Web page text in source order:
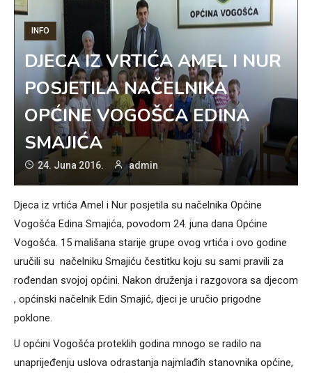
INFO
DJECA IZ VRTIĆA AMEL I NUR
POSJETILA NAČELNIKA
OPĆINE VOGOŠĆA EDINA
SMAJIĆA
24. Juna 2016. admin
Djeca iz vrtića Amel i Nur posjetila su načelnika Općine
Vogošća Edina Smajića, povodom 24. juna dana Općine
Vogošća. 15 mališana starije grupe ovog vrtića i ovo godine
uručili su načelniku Smajiću čestitku koju su sami pravili za
rođendan svojoj općini. Nakon druženja i razgovora sa djecom
, općinski načelnik Edin Smajić, djeci je uručio prigodne
poklone.
U općini Vogošća proteklih godina mnogo se radilo na
unaprijeđenju uslova odrastanja najmlađih stanovnika općine,